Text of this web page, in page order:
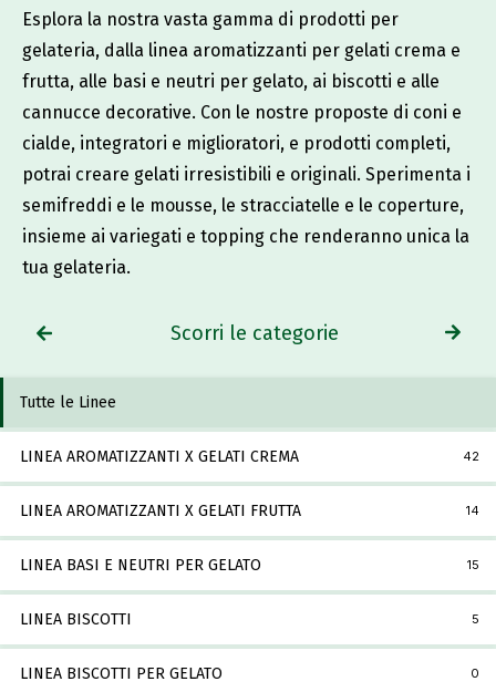
Esplora la nostra vasta gamma di prodotti per
gelateria, dalla linea aromatizzanti per gelati crema e
frutta, alle basi e neutri per gelato, ai biscotti e alle
cannucce decorative. Con le nostre proposte di coni e
cialde, integratori e miglioratori, e prodotti completi,
potrai creare gelati irresistibili e originali. Sperimenta i
semifreddi e le mousse, le stracciatelle e le coperture,
insieme ai variegati e topping che renderanno unica la
tua gelateria.
Scorri le categorie
Tutte le Linee
LINEA AROMATIZZANTI X GELATI CREMA 42
LINEA AROMATIZZANTI X GELATI FRUTTA 14
LINEA BASI E NEUTRI PER GELATO 15
LINEA BISCOTTI 5
LINEA BISCOTTI PER GELATO 0